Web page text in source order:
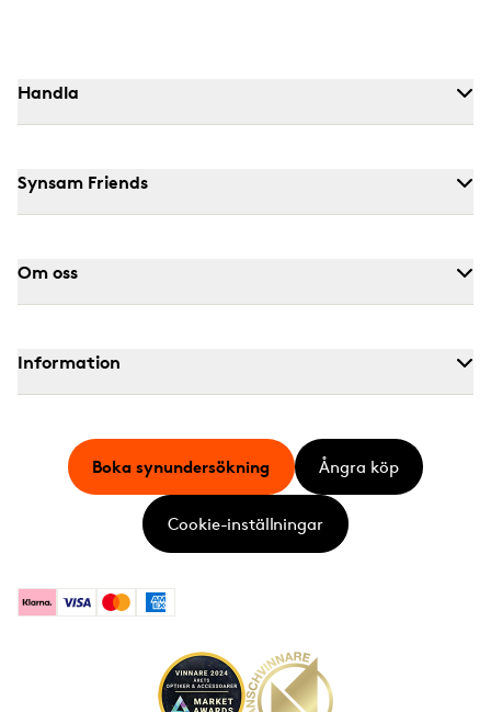
Handla
Synsam Friends
Om oss
Information
KlarnaVisa MastercardAmerican Express
Boka synundersökning Ångra köp
Cookie-inställningar